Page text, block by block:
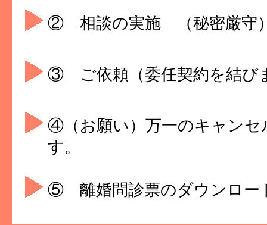
② 相談の実施 （秘密厳守
③ ご依頼（委任契約を結び
④（お願い）万一のキャンセ
す。
⑤ 離婚問診票のダウンロー